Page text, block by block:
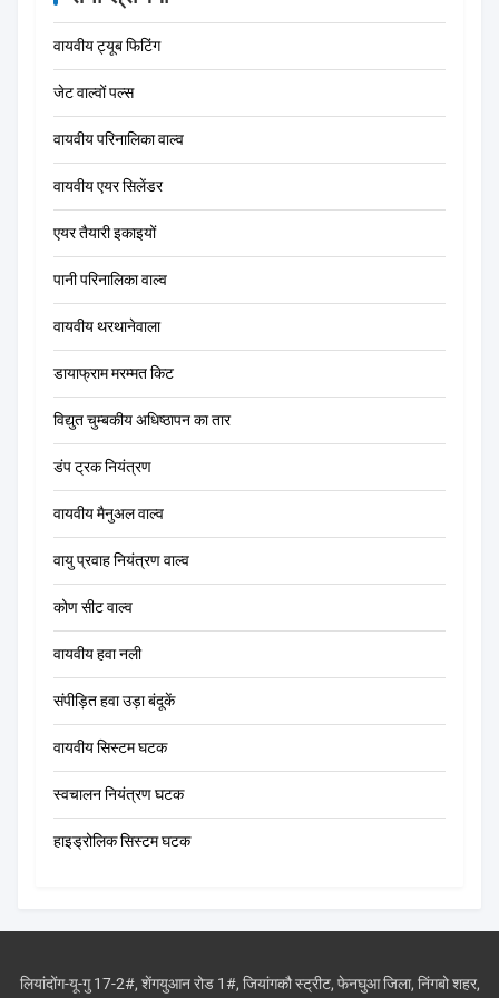
वायवीय ट्यूब फिटिंग
जेट वाल्वों पल्स
वायवीय परिनालिका वाल्व
वायवीय एयर सिलेंडर
एयर तैयारी इकाइयों
पानी परिनालिका वाल्व
वायवीय थरथानेवाला
डायाफ्राम मरम्मत किट
विद्युत चुम्बकीय अधिष्ठापन का तार
डंप ट्रक नियंत्रण
वायवीय मैनुअल वाल्व
वायु प्रवाह नियंत्रण वाल्व
कोण सीट वाल्व
वायवीय हवा नली
संपीड़ित हवा उड़ा बंदूकें
वायवीय सिस्टम घटक
स्वचालन नियंत्रण घटक
हाइड्रोलिक सिस्टम घटक
लियांदोंग-यू-गु 17-2#, शेंगयुआन रोड 1#, जियांगकौ स्ट्रीट, फेनघुआ जिला, निंगबो शहर,